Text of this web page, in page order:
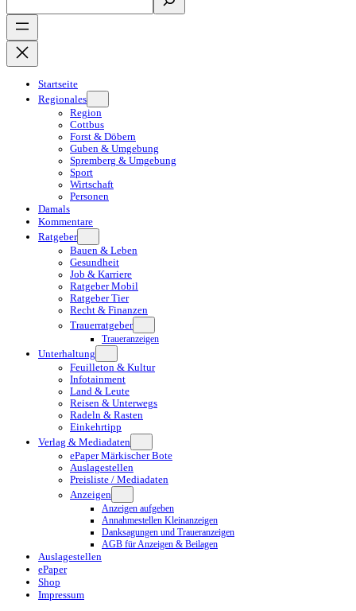
Startseite
Regionales
Region
Cottbus
Forst & Döbern
Guben & Umgebung
Spremberg & Umgebung
Sport
Wirtschaft
Personen
Damals
Kommentare
Ratgeber
Bauen & Leben
Gesundheit
Job & Karriere
Ratgeber Mobil
Ratgeber Tier
Recht & Finanzen
Trauerratgeber
Traueranzeigen
Unterhaltung
Feuilleton & Kultur
Infotainment
Land & Leute
Reisen & Unterwegs
Radeln & Rasten
Einkehrtipp
Verlag & Mediadaten
ePaper Märkischer Bote
Auslagestellen
Preisliste / Mediadaten
Anzeigen
Anzeigen aufgeben
Annahmestellen Kleinanzeigen
Danksagungen und Traueranzeigen
AGB für Anzeigen & Beilagen
Auslagestellen
ePaper
Shop
Impressum